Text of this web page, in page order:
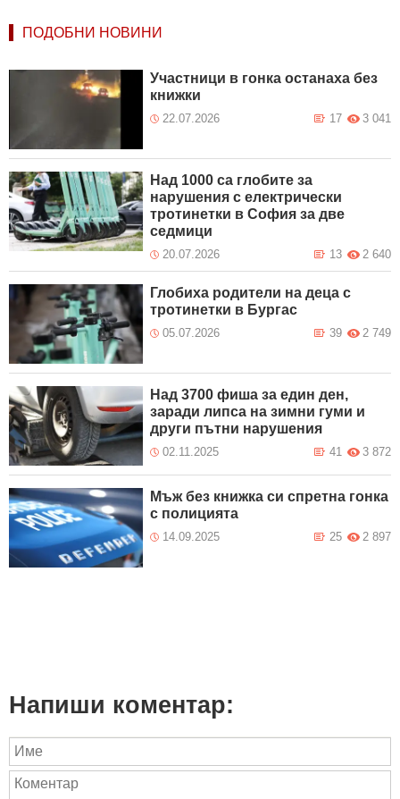
ПОДОБНИ НОВИНИ
Участници в гонка останаха без
книжки
22.07.2026 3 041
17
Над 1000 са глобите за
нарушения с електрически
тротинетки в София за две
седмици
20.07.2026 2 640
13
Глобиха родители на деца с
тротинетки в Бургас
05.07.2026 2 749
39
Над 3700 фиша за един ден,
заради липса на зимни гуми и
други пътни нарушения
02.11.2025 3 872
41
Мъж без книжка си спретна гонка
с полицията
14.09.2025 2 897
25
Напиши коментар: